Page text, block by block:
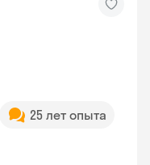
25 лет опыта